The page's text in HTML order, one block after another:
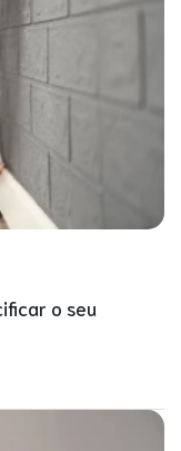
o seu